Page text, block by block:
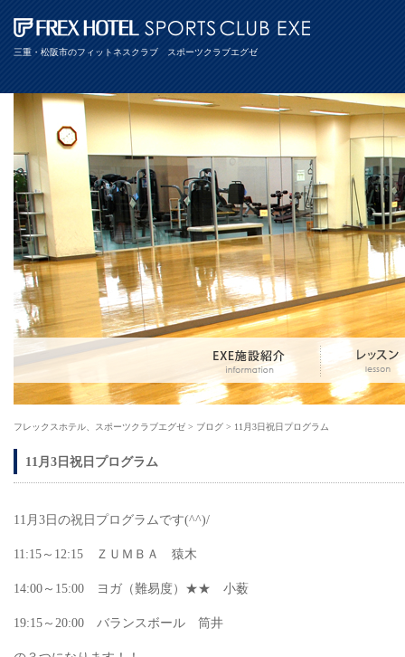
三重・松阪市のフィットネスクラブ スポーツクラブエグゼ
フレックスホテル、スポーツクラブエグゼ > ブログ > 11月3日祝日プログラム
11月3日祝日プログラム
11月3日の祝日プログラムです(^^)/
11:15～12:15 ＺＵＭＢＡ 猿木
14:00～15:00 ヨガ（難易度）★★ 小薮
19:15～20:00 バランスボール 筒井